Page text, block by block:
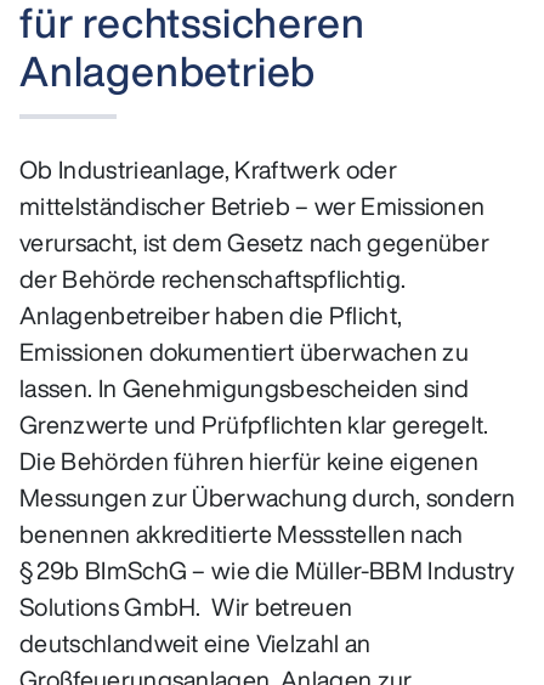
für rechtssicheren
Anlagenbetrieb
Ob Industrieanlage, Kraftwerk oder
mittelständischer Betrieb – wer Emissionen
verursacht, ist dem Gesetz nach gegenüber
der Behörde rechenschaftspflichtig.
Anlagenbetreiber haben die Pflicht,
Emissionen dokumentiert überwachen zu
lassen. In Genehmigungsbescheiden sind
Grenzwerte und Prüfpflichten klar geregelt.
Die Behörden führen hierfür keine eigenen
Messungen zur Überwachung durch, sondern
benennen akkreditierte Messstellen nach
§ 29b BImSchG – wie die Müller-BBM Industry
Solutions GmbH. Wir betreuen
deutschlandweit eine Vielzahl an